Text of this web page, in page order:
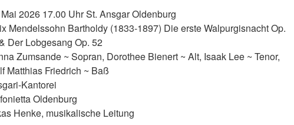
2026 17.00 Uhr St. Ansgar Oldenburg
Mendelssohn Bartholdy (1833-1897) Die erste Walpurgisnacht Op.
Der Lobgesang Op. 52
Zumsande ~ Sopran, Dorothee Bienert ~ Alt, Isaak Lee ~ Tenor,
Matthias Friedrich ~ Baß
Kantorei
Oldenburg
Henke, musikalische Leitung